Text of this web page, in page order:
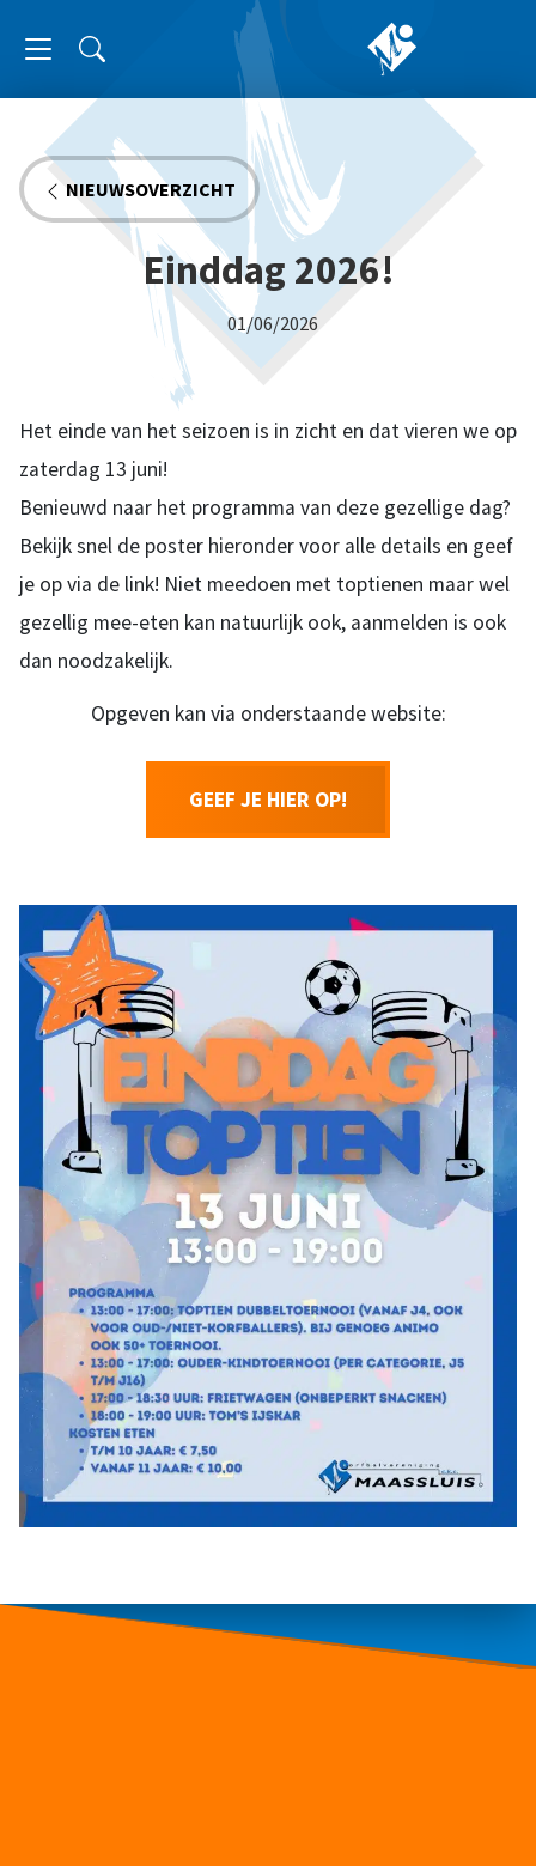
NIEUWSOVERZICHT
Einddag 2026!
01/06/2026
Het einde van het seizoen is in zicht en dat vieren we op
zaterdag 13 juni!
Benieuwd naar het programma van deze gezellige dag?
Bekijk snel de poster hieronder voor alle details en geef
je op via de link! Niet meedoen met toptienen maar wel
gezellig mee-eten kan natuurlijk ook, aanmelden is ook
dan noodzakelijk.
Opgeven kan via onderstaande website:
GEEF JE HIER OP!